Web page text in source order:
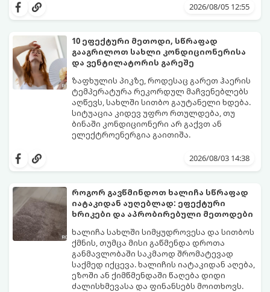
2026/08/05 12:55
10 ეფექტური მეთოდი, სწრაფად
გააგრილოთ სახლი კონდიციონერისა
და ვენტილატორის გარეშე
ზაფხულის პიკზე, როდესაც გარეთ ჰაერის
ტემპერატურა რეკორდულ მაჩვენებლებს
აღწევს, სახლში სითბო გაუტანელი ხდება.
სიტუაცია კიდევ უფრო რთულდება, თუ
ბინაში კონდიციონერი არ გაქვთ ან
ელექტროენერგია გაითიშა.
კანონები და გამოცდილი ყოფითი ხრიკები,
სასიამოვნო სიგრილე სპეციალური
ტექნიკის გარეშეც.
გთავაზობთ 10 საუკეთესო და
ხელმისაწვდომ მეთოდს:
2026/08/03 14:38
როგორ გავწმინდოთ ხალიჩა სწრაფად
იატაკიდან აუღებლად: ეფექტური
ხრიკები და აპრობირებული მეთოდები
ხალიჩა სახლში სიმყუდროვესა და სითბოს
ქმნის, თუმცა მისი გაწმენდა დროთა
განმავლობაში საკმაოდ შრომატევად
საქმედ იქცევა. ხალიჩის იატაკიდან აღება,
ეზოში ან ქიმწმენდაში წაღება დიდი
ძალისხმევასა და ფინანსებს მოითხოვს.